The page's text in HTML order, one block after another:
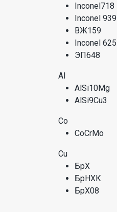
Inconel718
Inconel 939
ВЖ159
Inconel 625
ЭП648
Al
AlSi10Mg
AlSi9Cu3
Co
CoCrMo
Cu
БрХ
БрНХК
БрХ08